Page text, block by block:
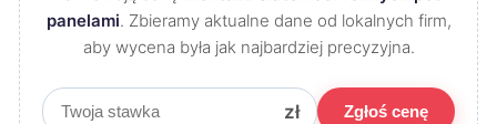
panelami. Zbieramy aktualne dane od lokalnych firm,
aby wycena była jak najbardziej precyzyjna.
zł Zgłoś cenę